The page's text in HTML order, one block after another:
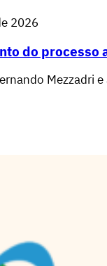
2026
do processo
Mezzadri